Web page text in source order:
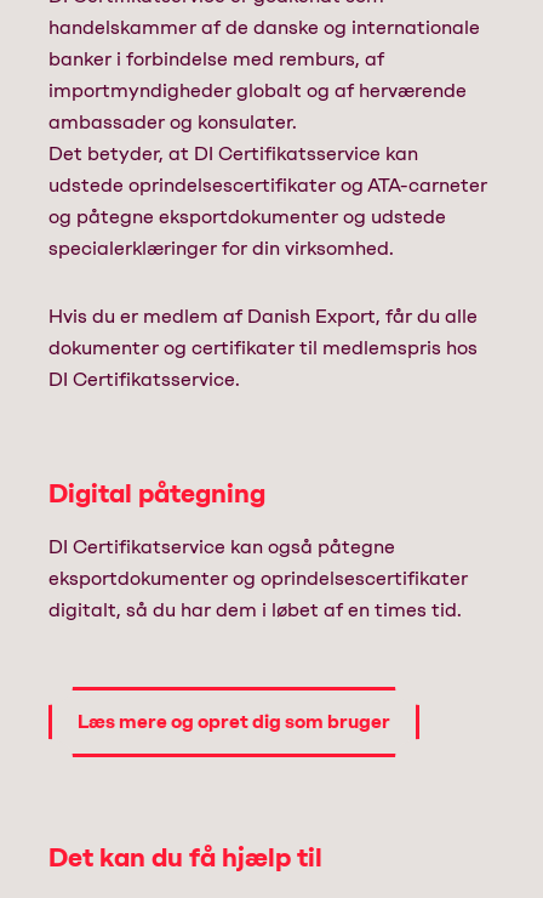
handelskammer af de danske og internationale
banker i forbindelse med remburs, af
importmyndigheder globalt og af herværende
ambassader og konsulater.
Det betyder, at DI Certifikatsservice kan
udstede oprindelsescertifikater og ATA-carneter
og påtegne eksportdokumenter og udstede
specialerklæringer for din virksomhed.
Hvis du er medlem af Danish Export, får du alle
dokumenter og certifikater til medlemspris hos
DI Certifikatsservice.
Digital påtegning
DI Certifikatservice kan også påtegne
eksportdokumenter og oprindelsescertifikater
digitalt, så du har dem i løbet af en times tid.
Læs mere og opret dig som bruger
Det kan du få hjælp til